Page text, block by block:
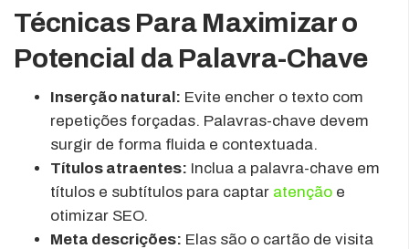
Técnicas Para Maximizar o
Potencial da Palavra-Chave
Inserção natural: Evite encher o texto com
repetições forçadas. Palavras-chave devem
surgir de forma fluida e contextuada.
Títulos atraentes: Inclua a palavra-chave em
títulos e subtítulos para captar atenção e
otimizar SEO.
Meta descrições: Elas são o cartão de visita